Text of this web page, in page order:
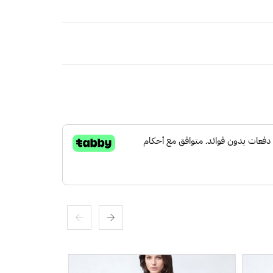
تنسيق كل ضربة بدقةلإثارة إحساس بالرقي
ناعم فاخر يعطي شعور بالراحه والهدوء
خفيفًا وجففه في الظل.
العربية السعودية